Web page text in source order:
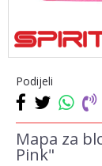
Podijeli
Mapa za
Pink"